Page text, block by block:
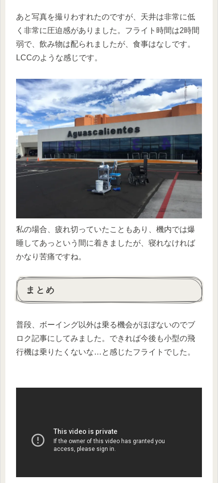
あと写真を撮りわすれたのですが、天井は非常に低
く非常に圧迫感がありました。フライト時間は2時間
弱で、飲み物は配られましたが、食事はなしです。
LCCのような感じです。
私の場合、疲れ切っていたこともあり、機内では爆
睡してあっという間に着きましたが、寝れなければ
かなり苦痛ですね。
まとめ
普段、ボーイング以外は乗る機会がほぼないのでブ
ロク記事にしてみました。できれば今後も小型の飛
行機は乗りたくないな…と感じたフライトでした。